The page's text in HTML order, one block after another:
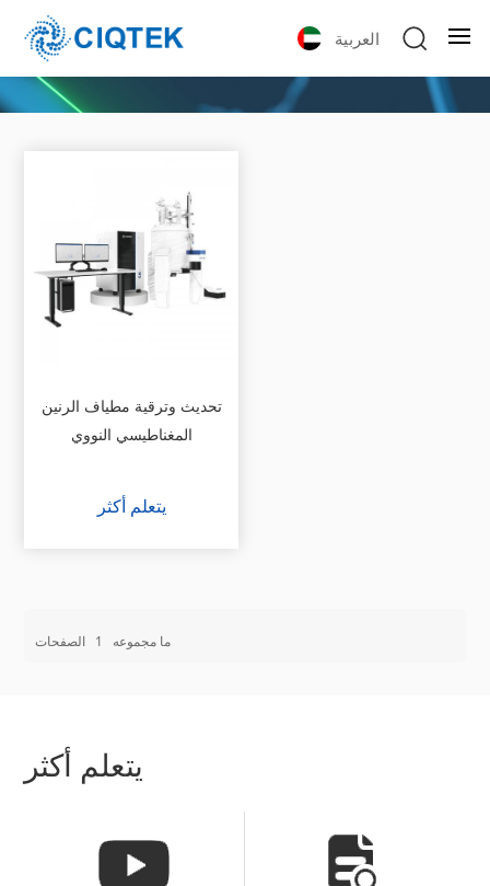
العربية
تحديث وترقية مطياف الرنين
المغناطيسي النووي
يتعلم أكثر
ما مجموعه 1 الصفحات
يتعلم أكثر